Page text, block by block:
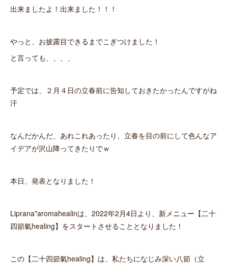
出来ましたよ！出来ました！！！
やっと、お披露目できるまでこぎつけました！
と言っても、、、、
予定では、２月４日の立春前に告知しておきたかったんですがね
汗
なんだかんだ、あれこれあったり、立春を目の前にして色んなア
イデアが沢山降ってきたりでｗ
本日、発表となりました！
Liprana*aromahealinは、2022年2月4日より、新メニュー【二十
四節氣healing】をスタートさせることとなりました！
この【二十四節氣healing】は、私たちになじみ深い八節（立